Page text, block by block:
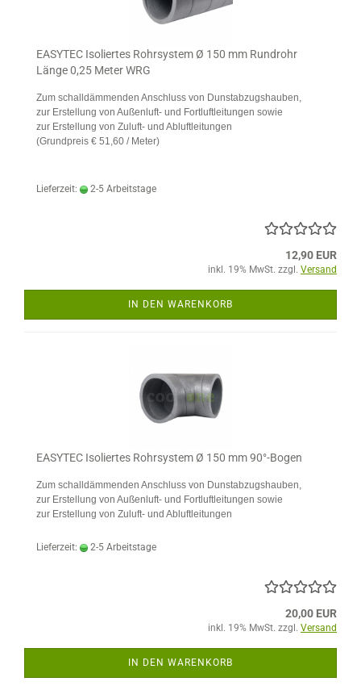
EASYTEC Isoliertes Rohrsystem Ø 150 mm Rundrohr
Länge 0,25 Meter WRG
Zum schalldämmenden Anschluss von Dunstabzugshauben,
zur Erstellung von Außenluft- und Fortluftleitungen sowie
zur Erstellung von Zuluft- und Abluftleitungen
(Grundpreis € 51,60 / Meter)
Lieferzeit: 2-5 Arbeitstage
12,90 EUR
inkl. 19% MwSt. zzgl. Versand
IN DEN WARENKORB
EASYTEC Isoliertes Rohrsystem Ø 150 mm 90°-Bogen
Zum schalldämmenden Anschluss von Dunstabzugshauben,
zur Erstellung von Außenluft- und Fortluftleitungen sowie
zur Erstellung von Zuluft- und Abluftleitungen
Lieferzeit: 2-5 Arbeitstage
20,00 EUR
inkl. 19% MwSt. zzgl. Versand
IN DEN WARENKORB